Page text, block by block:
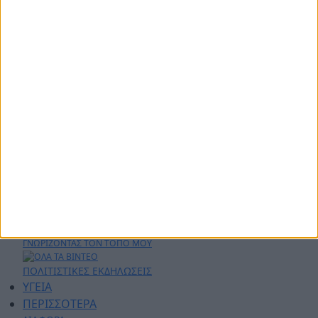
ΓΝΩΡΙΖΟΝΤΑΣ ΤΟΝ ΤΟΠΟ ΜΟΥ
ΠΟΛΙΤΙΣΤΙΚΕΣ ΕΚΔΗΛΩΣΕΙΣ
ΥΓΕΙΑ
ΠΕΡΙΣΣΟΤΕΡΑ